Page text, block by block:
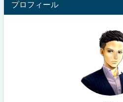
プロフィール